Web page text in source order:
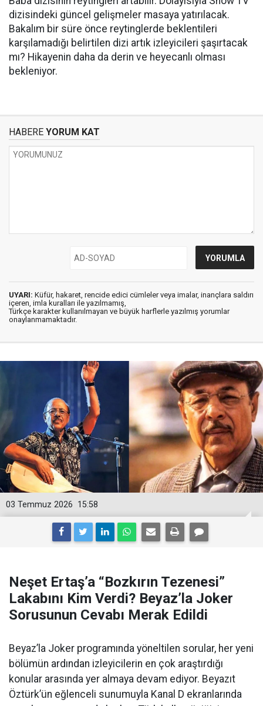
dizisindeki güncel gelişmeler masaya yatırılacak.
Bakalım bir süre önce reytinglerde beklentileri
karşılamadığı belirtilen dizi artık izleyicileri şaşırtacak
mı? Hikayenin daha da derin ve heyecanlı olması
bekleniyor.
HABERE YORUM KAT
UYARI: Küfür, hakaret, rencide edici cümleler veya imalar, inançlara saldırı
içeren, imla kuralları ile yazılmamış,
Türkçe karakter kullanılmayan ve büyük harflerle yazılmış yorumlar
onaylanmamaktadır.
15:58
03 Temmuz 2026
Neşet Ertaş’a “Bozkırın Tezenesi”
Lakabını Kim Verdi? Beyaz’la Joker
Sorusunun Cevabı Merak Edildi
Beyaz’la Joker programında yöneltilen sorular, her yeni
bölümün ardından izleyicilerin en çok araştırdığı
konular arasında yer almaya devam ediyor. Beyazıt
Öztürk’ün eğlenceli sunumuyla Kanal D ekranlarında